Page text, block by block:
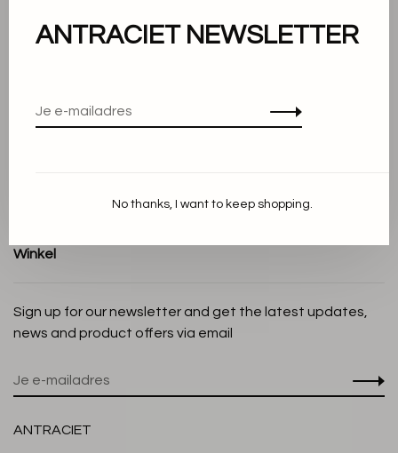
Over ons
Privacy Policy
Winkel
Sign up for our newsletter and get the latest updates,
news and product offers via email
ANTRACIET
ANTRACIET NEWSLETTER
No thanks, I want to keep shopping.